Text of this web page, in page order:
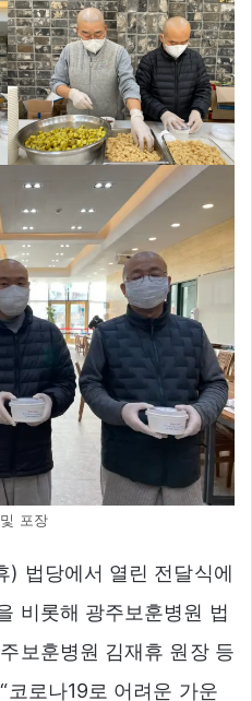
포장
) 법당에서 열린 전달식에
비롯해 광주보훈병원 법
보훈병원 김재휴 원장 등
코로나19로 어려운 가운